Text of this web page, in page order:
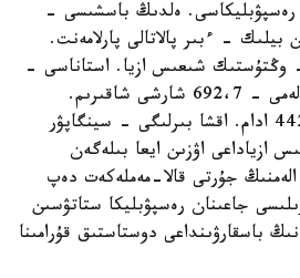
رەسپۋبليكاسى. ەلدىڭ باسشىسى -
بيلىك - ءبىر پالاتالى پارلامەنت.
- وڭتۇستىك شىعىس ازيا. استاناسى -
سينگاپۋر قالاسى. جەر كولەمى - 692،7 شارشى شاقىرىم.
حالقىنىڭ سانى - 4425720 ادام. اقشا بىرلىگى - سينگاپۋر
ازياداعى اۋزىن ايعا بىلەگەن
جۇرتى قالا-مەملەكەت دەپ
جاعىنان رەسپۋبليكا ستاتۋسىن
باسقارۋىنداعى دوستاستىق قۇرامىنا